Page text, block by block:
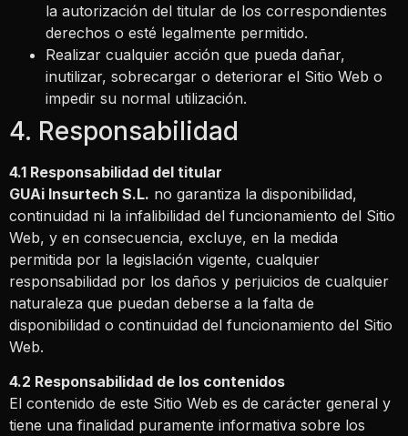
la autorización del titular de los correspondientes
derechos o esté legalmente permitido.
Realizar cualquier acción que pueda dañar,
inutilizar, sobrecargar o deteriorar el Sitio Web o
impedir su normal utilización.
4. Responsabilidad
4.1 Responsabilidad del titular
GUAi Insurtech S.L. no garantiza la disponibilidad,
continuidad ni la infalibilidad del funcionamiento del Sitio
Web, y en consecuencia, excluye, en la medida
permitida por la legislación vigente, cualquier
responsabilidad por los daños y perjuicios de cualquier
naturaleza que puedan deberse a la falta de
disponibilidad o continuidad del funcionamiento del Sitio
Web.
4.2 Responsabilidad de los contenidos
El contenido de este Sitio Web es de carácter general y
tiene una finalidad puramente informativa sobre los